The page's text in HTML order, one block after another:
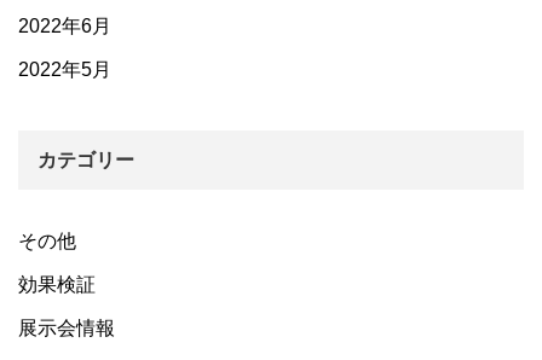
2022年6月
2022年5月
カテゴリー
その他
効果検証
展示会情報